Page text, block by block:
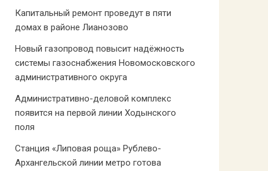
Капитальный ремонт проведут в пяти
домах в районе Лианозово
Новый газопровод повысит надёжность
системы газоснабжения Новомосковского
административного округа
Административно-деловой комплекс
появится на первой линии Ходынского
поля
Станция «Липовая роща» Рублево-
Архангельской линии метро готова